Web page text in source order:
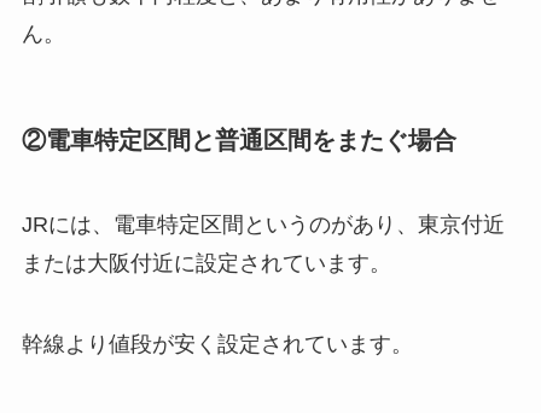
ん。
②電車特定区間と普通区間をまたぐ場合
JRには、電車特定区間というのがあり、東京付近
または大阪付近に設定されています。
幹線より値段が安く設定されています。